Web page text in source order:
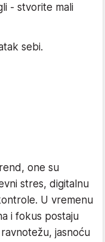
- stvorite mali
sebi.
one su
stres, digitalnu
U vremenu
i fokus postaju
jasnoću